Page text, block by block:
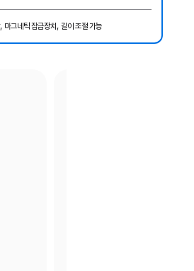
마그네틱 잠금장치, 길이 조절 가능